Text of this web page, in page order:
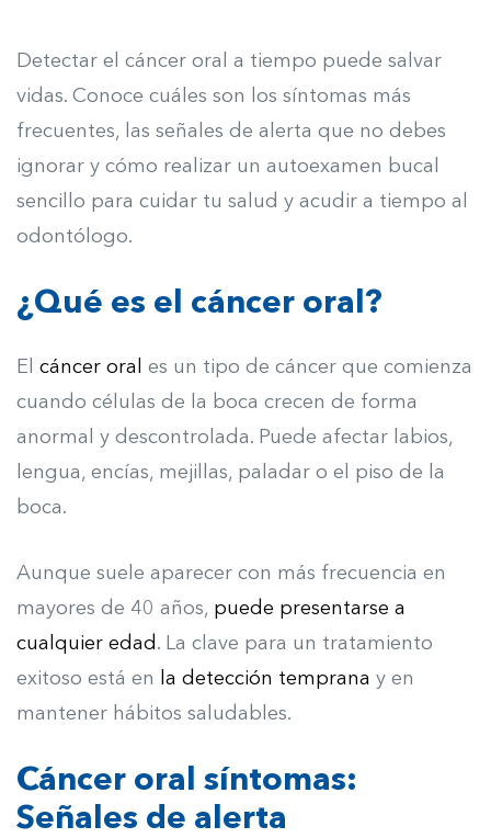
Detectar el cáncer oral a tiempo puede salvar
vidas. Conoce cuáles son los síntomas más
frecuentes, las señales de alerta que no debes
ignorar y cómo realizar un autoexamen bucal
sencillo para cuidar tu salud y acudir a tiempo al
odontólogo.
¿Qué es el cáncer oral?
El cáncer oral
es un tipo de cáncer que comienza
cuando células de la boca crecen de forma
anormal y descontrolada. Puede afectar labios,
lengua, encías, mejillas, paladar o el piso de la
boca.
Aunque suele aparecer con más frecuencia en
mayores de 40 años, puede presentarse a
cualquier edad . La clave para un tratamiento
exitoso está en
la detección temprana y en
mantener hábitos saludables.
Cáncer oral síntomas:
Señales de alerta